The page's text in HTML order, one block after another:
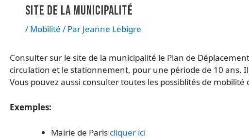
SITE DE LA MUNICIPALITÉ
/ Mobilité / Par Jeanne Lebigre
Consulter sur le site de la municipalité le Plan de
circulation et le stationnement, pour une période de 10 ans.
Vous pouvez aussi consulter toutes les possiblités de
Exemples:
Mairie de Paris cliquer ici